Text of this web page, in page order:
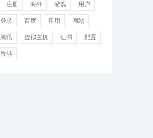
注册 海外 游戏 用户
登录 百度 租用 网站
腾讯 虚拟主机 证书 配置
香港